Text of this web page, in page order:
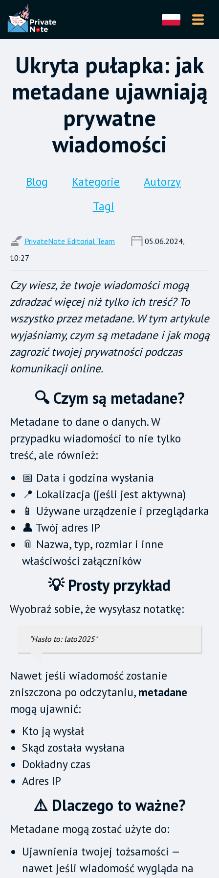
Ukryta pułapka: jak
metadane ujawniają
prywatne
wiadomości
Blog Kategorie
Autorzy
Tagi
PrivateNote Editorial Team
05.06.2024,
10:27
Czy wiesz, że twoje wiadomości mogą
zdradzać więcej niż tylko ich treść? To
wszystko przez metadane. W tym artykule
wyjaśniamy, czym są metadane i jak mogą
zagrozić twojej prywatności podczas
komunikacji online.
🔍 Czym są metadane?
Metadane to dane o danych. W
przypadku wiadomości to nie tylko
treść, ale również:
📅 Data i godzina wysłania
📍 Lokalizacja (jeśli jest aktywna)
📱 Używane urządzenie i przeglądarka
👤 Twój adres IP
📎 Nazwa, typ, rozmiar i inne
właściwości załączników
💡 Prosty przykład
Wyobraź sobie, że wysyłasz notatkę:
"Hasło to: lato2025"
Nawet jeśli wiadomość zostanie
zniszczona po odczytaniu, metadane
mogą ujawnić:
Kto ją wysłał
Skąd została wysłana
Dokładny czas
Adres IP
⚠️ Dlaczego to ważne?
Metadane mogą zostać użyte do:
Ujawnienia twojej tożsamości —
nawet jeśli wiadomość wygląda na